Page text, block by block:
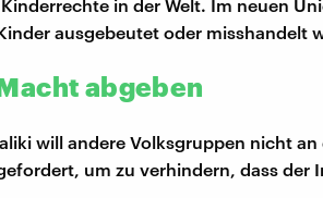
in der Welt. Im neuen
ausgebeutet oder misshandelt
abgeben
will andere Volksgruppen nicht an
um zu verhindern, dass der